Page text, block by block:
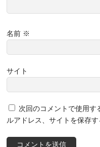
名前 ※
サイト
次回のコメントで使用す
ルアドレス、サイトを保存す